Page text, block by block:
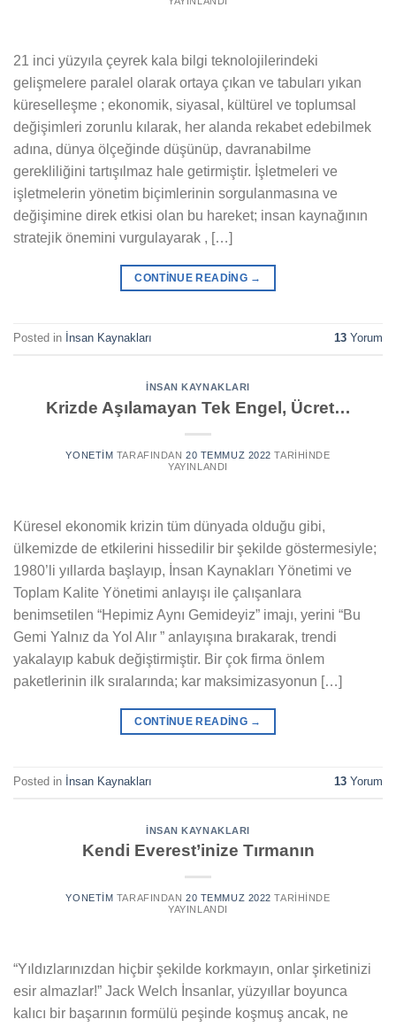
21 inci yüzyıla çeyrek kala bilgi teknolojilerindeki
gelişmelere paralel olarak ortaya çıkan ve tabuları yıkan
küreselleşme ; ekonomik, siyasal, kültürel ve toplumsal
değişimleri zorunlu kılarak, her alanda rekabet edebilmek
adına, dünya ölçeğinde düşünüp, davranabilme
gerekliliğini tartışılmaz hale getirmiştir. İşletmeleri ve
işletmelerin yönetim biçimlerinin sorgulanmasına ve
değişimine direk etkisi olan bu hareket; insan kaynağının
stratejik önemini vurgulayarak , […]
CONTINUE READING →
Posted in İnsan Kaynakları 13 Yorum
İNSAN KAYNAKLARI
Krizde Aşılamayan Tek Engel, Ücret…
YONETIM TARAFINDAN 20 TEMMUZ 2022 TARIHINDE
YAYINLANDI
Küresel ekonomik krizin tüm dünyada olduğu gibi,
ülkemizde de etkilerini hissedilir bir şekilde göstermesiyle;
1980’li yıllarda başlayıp, İnsan Kaynakları Yönetimi ve
Toplam Kalite Yönetimi anlayışı ile çalışanlara
benimsetilen “Hepimiz Aynı Gemideyiz” imajı, yerini “Bu
Gemi Yalnız da Yol Alır ” anlayışına bırakarak, trendi
yakalayıp kabuk değiştirmiştir. Bir çok firma önlem
paketlerinin ilk sıralarında; kar maksimizasyonun […]
CONTINUE READING →
Posted in İnsan Kaynakları 13 Yorum
İNSAN KAYNAKLARI
Kendi Everest’inize Tırmanın
YONETIM TARAFINDAN 20 TEMMUZ 2022 TARIHINDE
YAYINLANDI
“Yıldızlarınızdan hiçbir şekilde korkmayın, onlar şirketinizi
esir almazlar!” Jack Welch İnsanlar, yüzyıllar boyunca
kalıcı bir başarının formülü peşinde koşmuş ancak, ne